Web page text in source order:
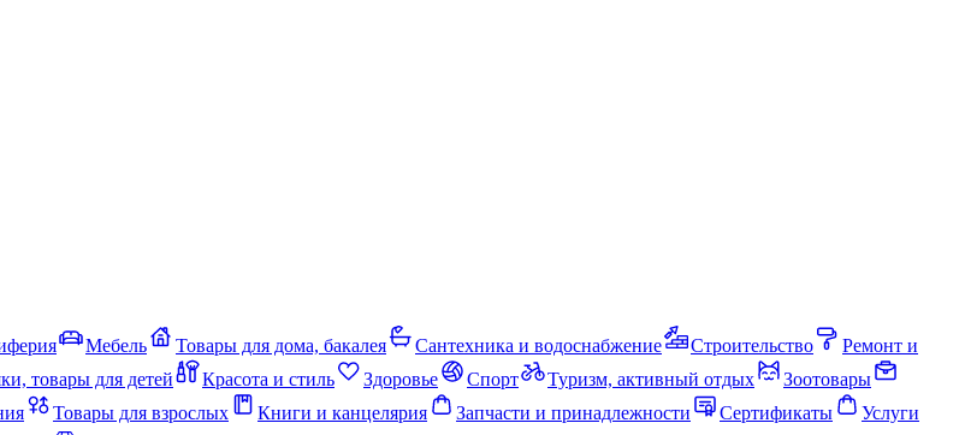
Мебель Товары для дома, бакалея Сантехника и водоснабжение Строительство
Ремонт и
товары для детей Красота и стиль Здоровье Спорт Туризм, активный отдых
Зоотовары
Товары для взрослых Книги и канцелярия Запчасти и принадлежности Сертификаты
Услуги